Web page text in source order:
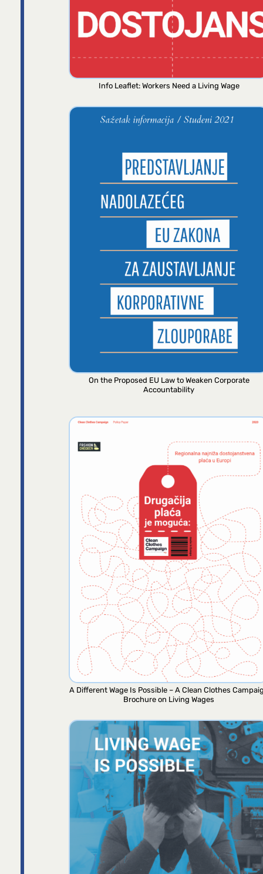
Info Leaflet: Workers Need a Living Wage
On the Proposed EU Law to Weaken Corporate
Accountability
A Different Wage Is Possible – A Clean Clothes
Brochure on Living Wages